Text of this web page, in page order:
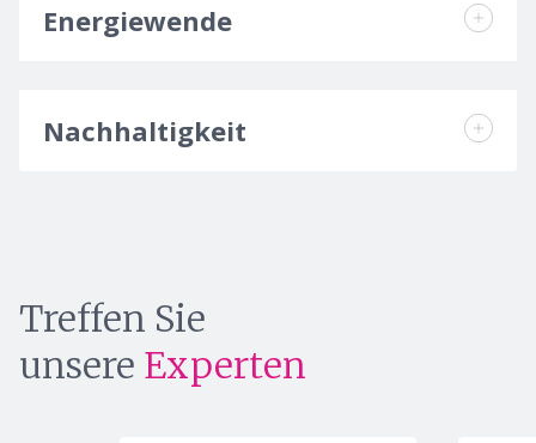
Energiewende
Nachhaltigkeit
Treffen Sie
unsere Experten